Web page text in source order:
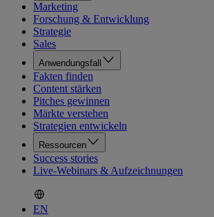
Marketing
Forschung & Entwicklung
Strategie
Sales
Anwendungsfall
Fakten finden
Content stärken
Pitches gewinnen
Märkte verstehen
Strategien entwickeln
Ressourcen
Success stories
Live-Webinars & Aufzeichnungen
EN